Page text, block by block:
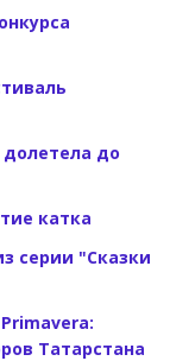
до
катка
серии "Сказки
Татарстана